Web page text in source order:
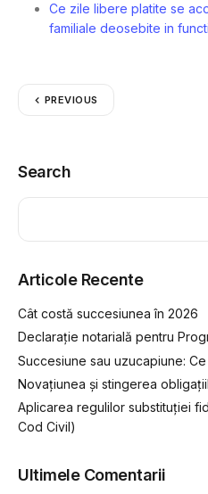
Ce zile libere platite se
familiale deosebite in
PREVIOUS
Search
Articole Recente
Cât costă succesiunea în 2026
Declarație notarială pentru
Succesiune sau uzucapiune:
Novațiunea și stingerea
Aplicarea regulilor substituției
Cod Civil)
Ultimele Comentarii